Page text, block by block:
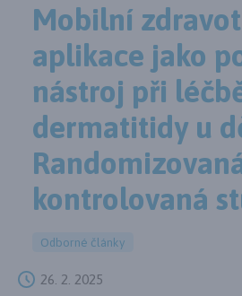
Mobilní
aplikace jako
nástroj při
dermatitidy u
kontrolovaná
Odborné články
26. 2. 2025